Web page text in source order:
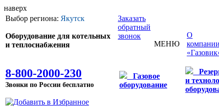
наверх
Выбор региона: Якутск
Оборудование для котельных
и теплоснабжения
8-800-2000-230
Звонки по России бесплатно
Заказать
обратный
звонок
МЕНЮ
О
Газовое
оборудование
и